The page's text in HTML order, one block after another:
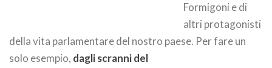
Formigoni e di
altri protagonisti
della vita parlamentare del nostro paese. Per fare un
solo esempio, dagli scranni del